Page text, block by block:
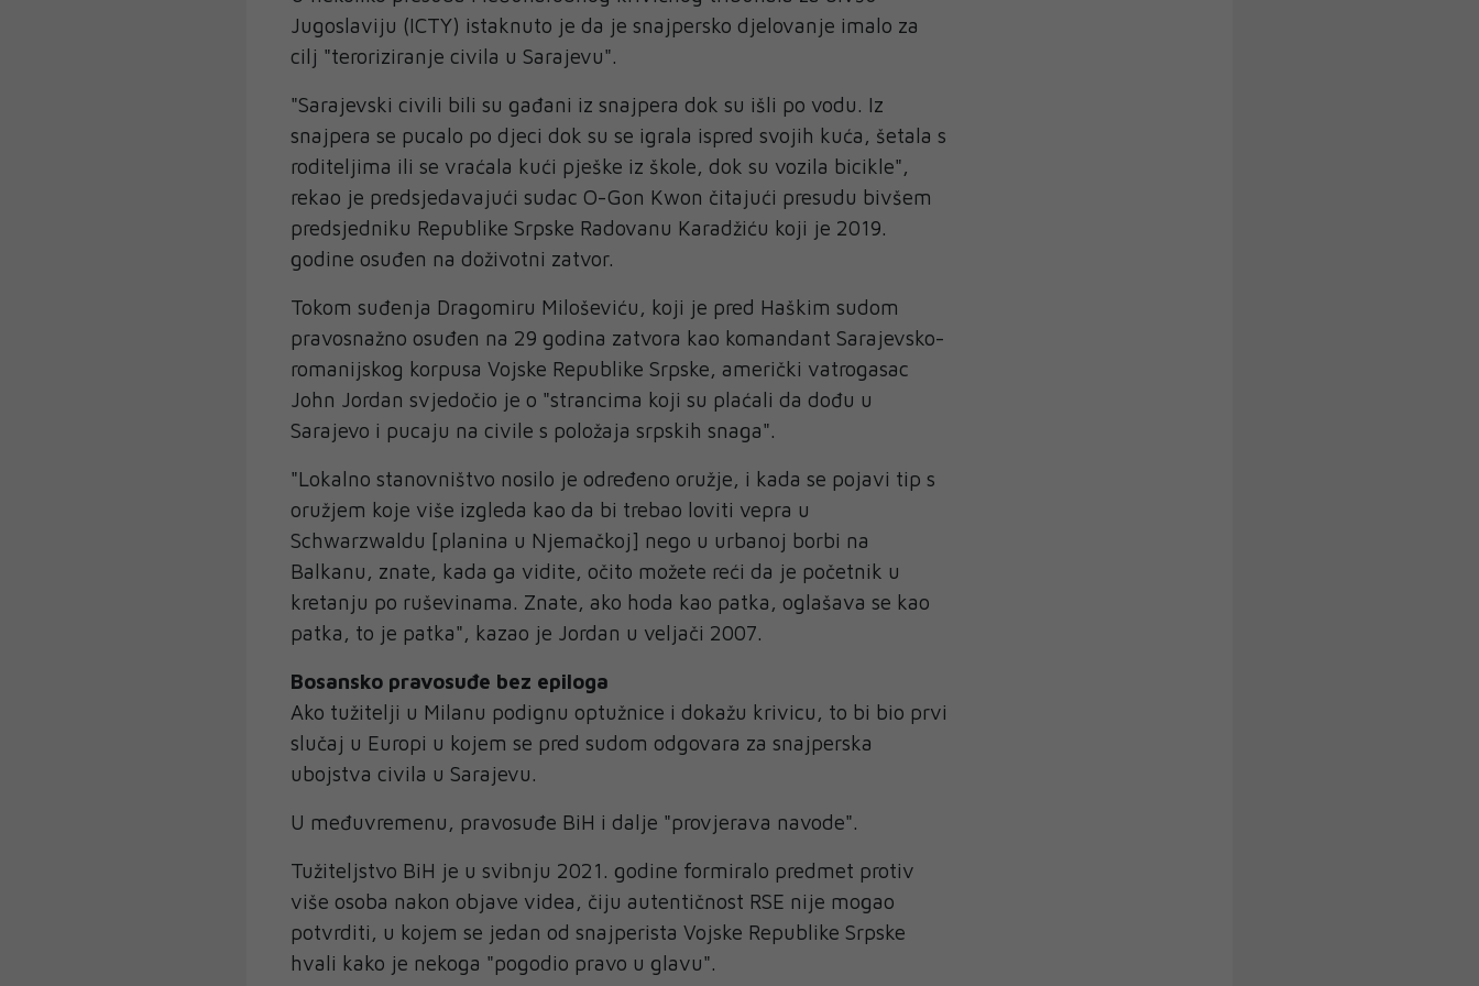
Jugoslaviju (ICTY) istaknuto je da je snajpersko djelovanje imalo za
cilj "teroriziranje civila u Sarajevu".
"Sarajevski civili bili su gađani iz snajpera dok su išli po vodu. Iz
snajpera se pucalo po djeci dok su se igrala ispred svojih kuća, šetala s
roditeljima ili se vraćala kući pješke iz škole, dok su vozila bicikle",
rekao je predsjedavajući sudac O-Gon Kwon čitajući presudu bivšem
predsjedniku Republike Srpske Radovanu Karadžiću koji je 2019.
godine osuđen na doživotni zatvor.
Tokom suđenja Dragomiru Miloševiću, koji je pred Haškim sudom
pravosnažno osuđen na 29 godina zatvora kao komandant Sarajevsko-
romanijskog korpusa Vojske Republike Srpske, američki vatrogasac
John Jordan svjedočio je o "strancima koji su plaćali da dođu u
Sarajevo i pucaju na civile s položaja srpskih snaga".
"Lokalno stanovništvo nosilo je određeno oružje, i kada se pojavi tip s
oružjem koje više izgleda kao da bi trebao loviti vepra u
Schwarzwaldu [planina u Njemačkoj] nego u urbanoj borbi na
Balkanu, znate, kada ga vidite, očito možete reći da je početnik u
kretanju po ruševinama. Znate, ako hoda kao patka, oglašava se kao
patka, to je patka", kazao je Jordan u veljači 2007.
Bosansko pravosuđe bez epiloga
Ako tužitelji u Milanu podignu optužnice i dokažu krivicu, to bi bio prvi
slučaj u Europi u kojem se pred sudom odgovara za snajperska
ubojstva civila u Sarajevu.
U međuvremenu, pravosuđe BiH i dalje "provjerava navode".
Tužiteljstvo BiH je u svibnju 2021. godine formiralo predmet protiv
više osoba nakon objave videa, čiju autentičnost RSE nije mogao
potvrditi, u kojem se jedan od snajperista Vojske Republike Srpske
hvali kako je nekoga "pogodio pravo u glavu".